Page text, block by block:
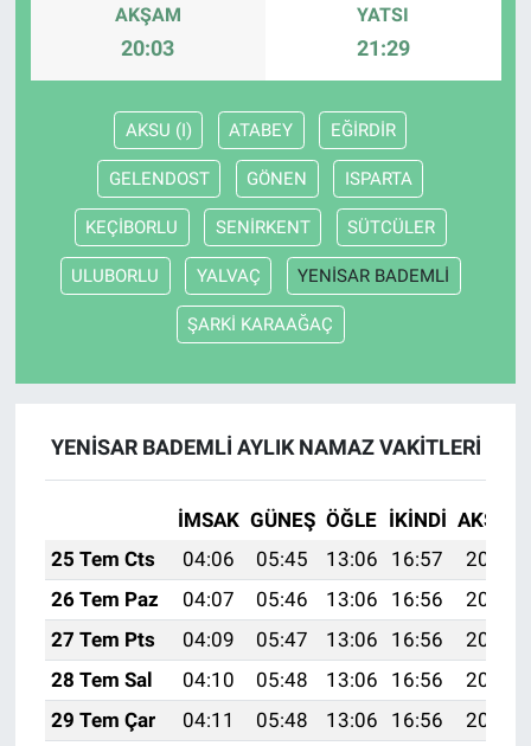
AKŞAM
20:03
YATSI
21:29
AKSU (I) ATABEY EĞİRDİR
GELENDOST GÖNEN ISPARTA
KEÇİBORLU SENİRKENT SÜTCÜLER
ULUBORLU YALVAÇ YENİSAR BADEMLİ
ŞARKİ KARAAĞAÇ
YENİSAR BADEMLİ AYLIK NAMAZ VAKITLERI
İMSAK GÜNEŞ ÖĞLE İKINDI AKŞAM
25 Tem Cts
04:06 05:45 13:06 16:57
20:17
26 Tem Paz
04:07 05:46 13:06 16:56
20:16
27 Tem Pts
04:09 05:47 13:06 16:56
20:15
28 Tem Sal
04:10 05:48 13:06 16:56
20:15
29 Tem Çar
04:11 05:48 13:06 16:56
20:14